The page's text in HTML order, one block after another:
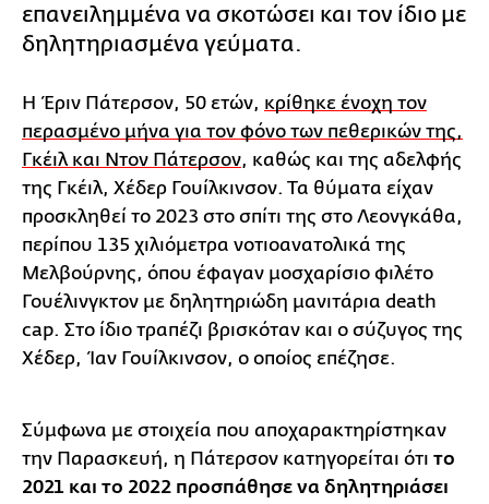
επανειλημμένα να σκοτώσει και τον ίδιο με
δηλητηριασμένα γεύματα.
Η Έριν Πάτερσον, 50 ετών, κρίθηκε ένοχη τον
περασμένο μήνα για τον φόνο των πεθερικών της,
Γκέιλ και Ντον Πάτερσον, καθώς και της αδελφής
της Γκέιλ, Χέδερ Γουίλκινσον. Τα θύματα είχαν
προσκληθεί το 2023 στο σπίτι της στο Λεονγκάθα,
περίπου 135 χιλιόμετρα νοτιοανατολικά της
Μελβούρνης, όπου έφαγαν μοσχαρίσιο φιλέτο
Γουέλινγκτον με δηλητηριώδη μανιτάρια death
cap. Στο ίδιο τραπέζι βρισκόταν και ο σύζυγος της
Χέδερ, Ίαν Γουίλκινσον, ο οποίος επέζησε.
Σύμφωνα με στοιχεία που αποχαρακτηρίστηκαν
την Παρασκευή, η Πάτερσον κατηγορείται ότι το
2021 και το 2022 προσπάθησε να δηλητηριάσει